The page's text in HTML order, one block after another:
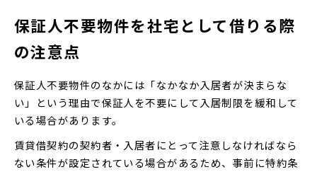
保証人不要物件を社宅として借りる際
の注意点
保証人不要物件のなかには「なかなか入居者が決まらな
い」という理由で保証人を不要にして入居制限を緩和して
いる場合があります。
賃貸借契約の契約者・入居者にとって注意しなければなら
ない条件が設定されている場合があるため、事前に特約条